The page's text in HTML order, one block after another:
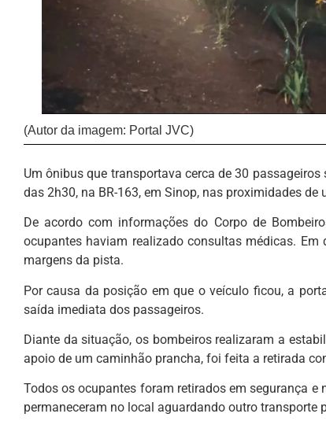
(Autor da imagem: Portal JVC)
Um ônibus que transportava cerca de 30
das 2h30, na BR-163, em Sinop, nas proximidades de
De acordo com informações do Corpo de
ocupantes haviam realizado consultas médicas.
margens da pista.
Por causa da posição em que o veículo ficou, a
saída imediata dos passageiros.
Diante da situação, os bombeiros realizaram a
apoio de um caminhão prancha, foi feita a retirada
Todos os ocupantes foram retirados em segurança e
permaneceram no local aguardando outro transporte